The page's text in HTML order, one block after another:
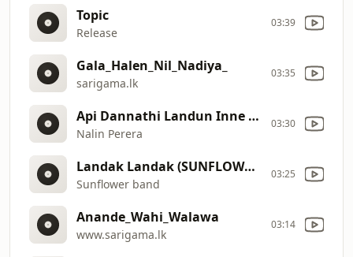
Topic
Release
03:39
Gala_Halen_Nil_Nadiya_
sarigama.lk
03:35
Api Dannathi Landun Inne (අප දනනත ළඳන ඉනන)
Nalin Perera
03:30
Landak Landak (SUNFLOWER)
Sunflower band
03:25
Anande_Wahi_Walawa
www.sarigama.lk
03:14